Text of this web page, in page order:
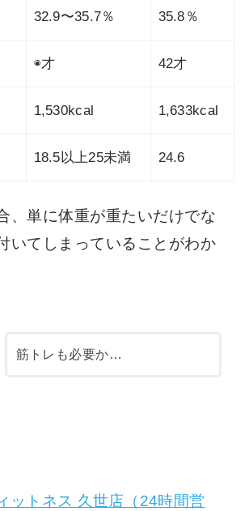
32.9〜35.7％ 35.8％
◉才 42才
1,530kcal 1,633kcal
18.5以上25未満 24.6
、単に体重が重たいだけでな
いてしまっていることがわか
筋トレも必要か…
ットネス 久世店（24時間営